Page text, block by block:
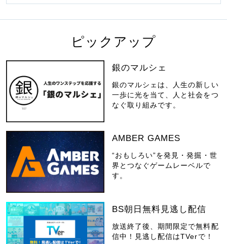
ピックアップ
銀のマルシェ
銀のマルシェは、人生の新しい
一歩に光を当て、人と社会をつ
なぐ取り組みです。
AMBER GAMES
“おもしろい”を発見・発掘・世
界とつなぐゲームレーベルで
す。
BS朝日無料見逃し配信
放送終了後、期間限定で無料配
信中！見逃し配信はTVerで！